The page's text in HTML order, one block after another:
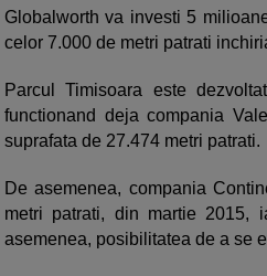
Globalworth va investi 5
celor 7.000 de metri patrati
Parcul Timisoara este
functionand deja compania
suprafata de 27.474 metri patrati.
De asemenea, compania
metri patrati, din martie 2015,
asemenea, posibilitatea de a se